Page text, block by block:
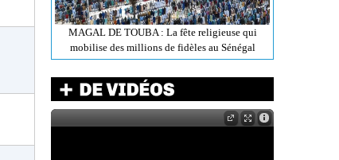
MAGAL DE TOUBA : La fête religieuse qui
mobilise des millions de fidèles au Sénégal